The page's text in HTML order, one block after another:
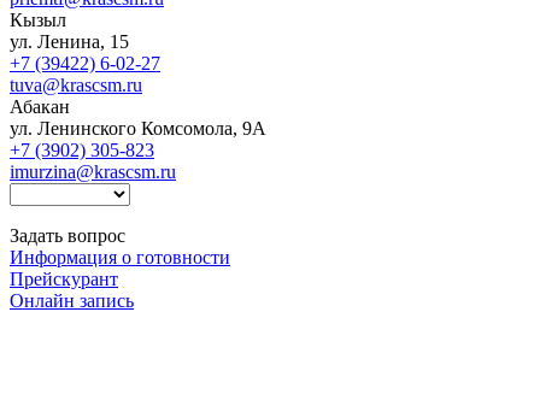
Кызыл
ул. Ленина, 15
+7 (39422) 6-02-27
tuva@krascsm.ru
Абакан
ул. Ленинского Комсомола, 9А
+7 (3902) 305-823
imurzina@krascsm.ru
Задать вопрос
Информация о готовности
Прейскурант
Онлайн запись